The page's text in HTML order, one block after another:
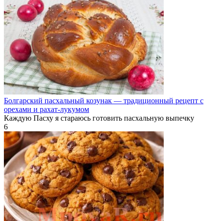
Болгарский пасхальный козунак — традиционный рецепт с
орехами и рахат-лукумом
Каждую Пасху я стараюсь готовить пасхальную выпечку
6